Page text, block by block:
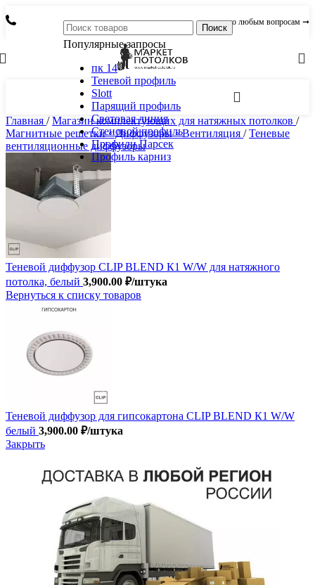
по любым вопросам ➞
Поиск
Популярные запросы
пк 14
Теневой профиль
Slott
Парящий профиль
Световая линия
Стеновой профиль
Профили Парсек
Профиль карниз
Главная / Магазин комплектующих для натяжных потолков /
Магнитные решетки ◦ Диффузоры ◦ Вентиляция / Теневые
вентиляционные диффузоры
Теневой диффузор CLIP BLEND К1 W/W для натяжного
потолка, белый 3,900.00 ₽/штука
Вернуться к списку товаров
Теневой диффузор для гипсокартона CLIP BLEND К1 W/W
белый 3,900.00 ₽/штука
Закрыть